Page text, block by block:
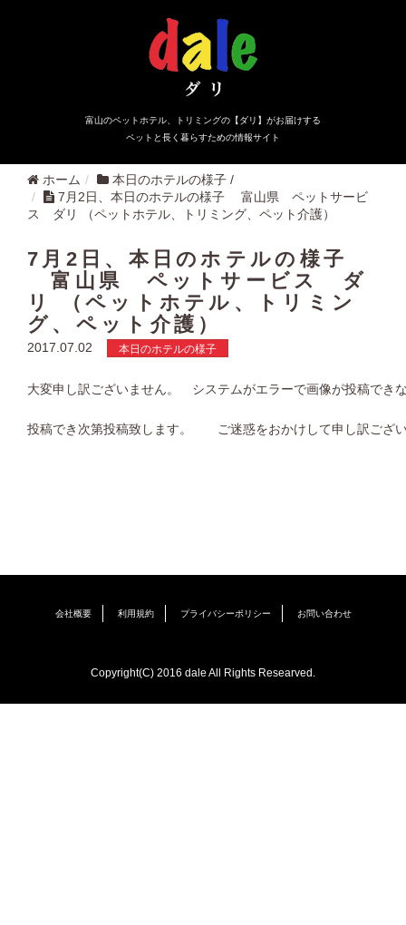
富山のペットホテル、トリミングの【ダリ】がお届けする
ペットと長く暮らすための情報サイト
ホーム 本日のホテルの様子 /
7月2日、本日のホテルの様子 富山県 ペットサービ
ス ダリ （ペットホテル、トリミング、ペット介護）
7月2日、本日のホテルの様子
富山県 ペットサービス ダ
リ （ペットホテル、トリミン
グ、ペット介護）
2017.07.02 本日のホテルの様子
大変申し訳ございません。 システムがエラーで画像が投稿でき
投稿でき次第投稿致します。 ご迷惑をおかけして申し訳ござ
会社概要 利用規約 プライバシーポリシー お問い合わせ
Copyright(C) 2016 dale All Rights Researved.